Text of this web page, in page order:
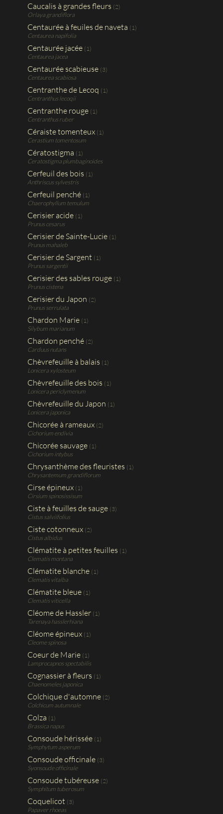
Caucalis à grandes fleurs (2)
Orlaya grandiflora
Centaurée à feuiles de naveta (1)
Centaurea napifolia
Centaurée jacée (1)
Centaurea jacea
Centaurée scabieuse (3)
Centaurea scabiosa
Centranthe de Lecoq (1)
Centranthus lecoqii
Centranthe rouge (1)
Centranthus ruber
Céraiste tomenteux (1)
Cerastium tomentosum
Cératostigma (1)
Ceratostigma plumbaginoides
Cerfeuil des bois (1)
Anthriscus sylvestris
Cerfeuil penché (1)
Chaerophyllum temulum
Cerisier acide (1)
Prunus cesarus
Cerisier de Sainte-Lucie (1)
Prunus mahaleb
Cerisier de Sargent (1)
Prunus sargentii
Cerisier des sables rouge (1)
Prunus cistena
Cerisier du Japon (2)
Prunus serrulata
Chardon Marie (1)
Silybum marianum
Chardon penché (2)
Carduus nutans
Chèvrefeuille à balais (1)
Lonicera xylosteum
Chèvrefeuille des bois (1)
Lonicera periclymenum
Chèvrefeuille du Japon (1)
Lonicera japonica
Chicorée à rameaux (2)
Cichorium endivia
Chicorée sauvage (1)
Cichorium intybus
Chrysanthème des fleuristes (1)
Chrysantemum grandiflorum
Cirse épineux (1)
Cirsium spinosissisum
Ciste à feuilles de sauge (3)
Cistus salviifolius
Ciste cotonneux (2)
Cistus albidus
Clématite à petites feuilles (1)
Clematis montana
Clématite blanche (1)
Clematis vitalba
Clématite bleue (1)
Clematis viticella
Cléome de Hassler (1)
Tarenaya hasslerhiana
Cléome épineux (1)
Cleome spinosa
Coeur de Marie (1)
Lamprocapnos spectabilis
Cognassier à fleurs (1)
Chaenomeles japonica
Colchique d'automne (2)
Colchicum autumnale
Colza (1)
Brassica napus
Consoude hérissée (1)
Symphytum asperum
Consoude officinale (3)
Syonsoude officinale
Consoude tubéreuse (2)
Symphitum tuberosum
Coquelicot (3)
Papaver rhoeas